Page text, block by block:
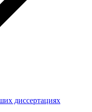
диссертациях